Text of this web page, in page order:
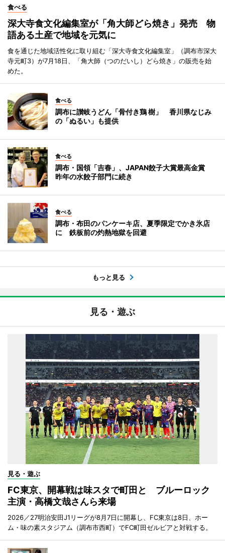
食べる
深大寺食文化編集室が「角大師どら焼き」発売 物
語ある土産で地域を元気に
食を通じた地域活性化に取り組む「深大寺食文化編集室」（調布市深大
寺元町3）が7月18日、「角大師（つのだいし）どら焼き」の販売を始
めた。
食べる
調布に讃岐うどん「骨付き鶏 樹」 香川県なじみ
の「ぬるい」も提供
食べる
調布・国領「吉春」、JAPAN餃子大賞最高金賞
昨年の水餃子部門に続き
食べる
調布・布田のパンケーキ店、夏季限定でかき氷店
に 鉄板前の灼熱地獄を回避
もっと見る
見る・遊ぶ
見る・遊ぶ
FC東京、開幕戦は味スタで町田と ブルーロック
主演・高橋文哉さんら来場
2026／27明治安田J1リーグが8月7日に開幕し、FC東京は8日、ホー
ム・味の素スタジアム（調布市西町）でFC町田ゼルビアと対戦する。